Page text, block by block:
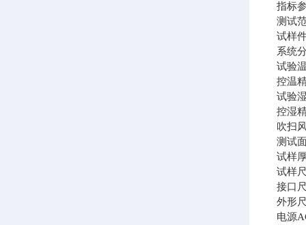
指标
测试
试样
系统
试验
控温
试验
控湿
吹扫
测试
试样
试样
接口
外形
电源